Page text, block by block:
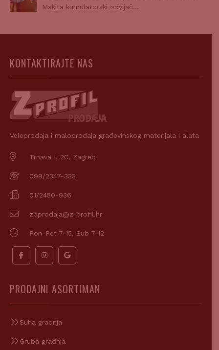
Makita kumulatorski odvijač…
KONTAKTIRAJTE NAS
Veleprodaja i maloprodaja građevinskog materijala i alata
Trnava I. 2C, Zagreb
099/2347-333
01/2450-936
zpprodaja@z-profil.hr
Pon-Pet 7-15, Sub 7-12
PRODAJNI ASORTIMAN
Suha gradnja
Gruba gradnja